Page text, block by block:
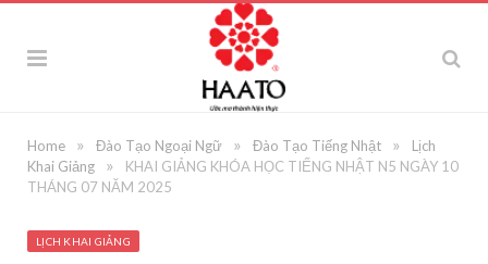
Home » Đào Tạo Ngoại Ngữ » Đào Tạo Tiếng Nhật »
Lịch
Khai Giảng
»
KHAI GIẢNG KHÓA HỌC TIẾNG NHẬT N5 NGÀY 10
THÁNG 07 NĂM 2025
LỊCH KHAI GIẢNG